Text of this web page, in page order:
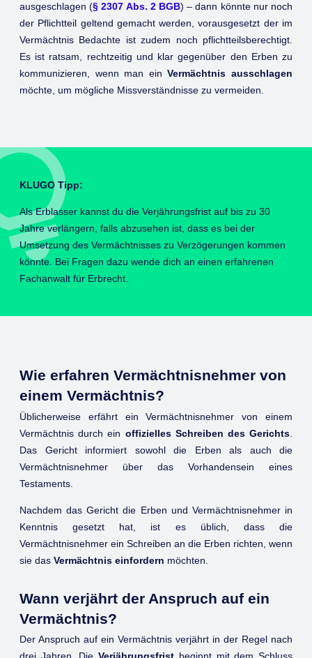
ausgeschlagen (§ 2307 Abs. 2 BGB) – dann könnte nur noch
der Pflichtteil geltend gemacht werden, vorausgesetzt der im
Vermächtnis Bedachte ist zudem noch pflichtteilsberechtigt.
Es ist ratsam, rechtzeitig und klar gegenüber den Erben zu
kommunizieren, wenn man einVermächtnis ausschlagen
möchte, um mögliche Missverständnisse zu vermeiden.
KLUGO Tipp:
Als Erblasser kannst du die Verjährungsfrist auf bis zu 30
Jahre verlängern, falls abzusehen ist, dass es bei der
Umsetzung des Vermächtnisses zu Verzögerungen kommen
könnte. Bei Fragen dazu wende dich an einen erfahrenen
Fachanwalt für Erbrecht.
Wie erfahren Vermächtnisnehmer von
einem Vermächtnis?
Üblicherweise erfährt ein Vermächtnisnehmer von einem
Vermächtnis durch ein offizielles Schreiben des Gerichts
Das Gericht informiert sowohl die Erben als auch die
Vermächtnisnehmer über das Vorhandensein eines
Testaments.
Nachdem das Gericht die Erben und Vermächtnisnehmer in
Kenntnis gesetzt hat, ist es üblich, dass die
Vermächtnisnehmer ein Schreiben an die Erben richten, wenn
sie das Vermächtnis einfordern möchten.
Wann verjährt der Anspruch auf ein
Vermächtnis?
Der Anspruch auf ein Vermächtnis verjährt in der Regel nach